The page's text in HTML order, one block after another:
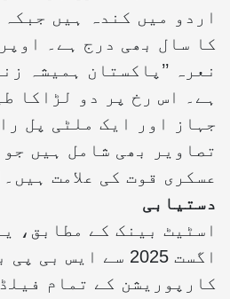
کا سال بھی درج ہے۔
نعرہ ’’پاکستان ہمیشہ
ہے۔ اس رخ پر دو لڑاکا
جہاز اور ایک ملٹی پل
تصاویر بھی شامل ہیں
عسکری قوت کی علامت ہیں۔
دستیابی
اگست 2025 سے ایس
کارپوریشن کے تمام